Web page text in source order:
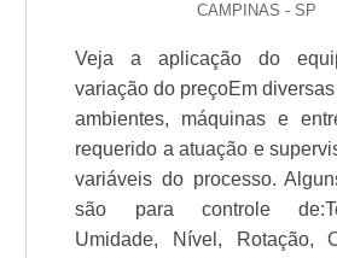
CAMPINAS - SP
Veja a aplicação do
variação do preçoEm
ambientes, máquinas e
requerido a atuação e
variáveis do processo.
são para controle
Umidade, Nível, Rotação,